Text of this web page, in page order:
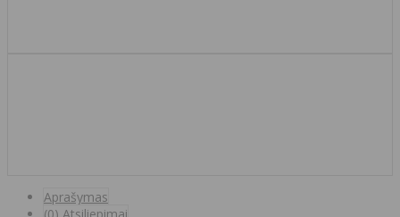
Aprašymas